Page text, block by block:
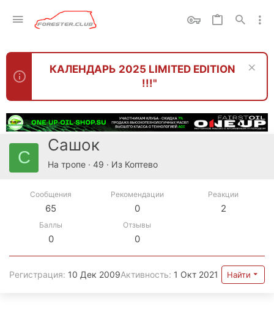
КАЛЕНДАРЬ 2025 LIMITED EDITION
!!!"
С
Сашок
На тропе · 49 · Из Коптево
Сообщения
65
Рекомендации
0
Реакции
2
Баллы
0
Отзывы
0
Регистрация 10 Дек 2009Активность 1 Окт 2021 Найти